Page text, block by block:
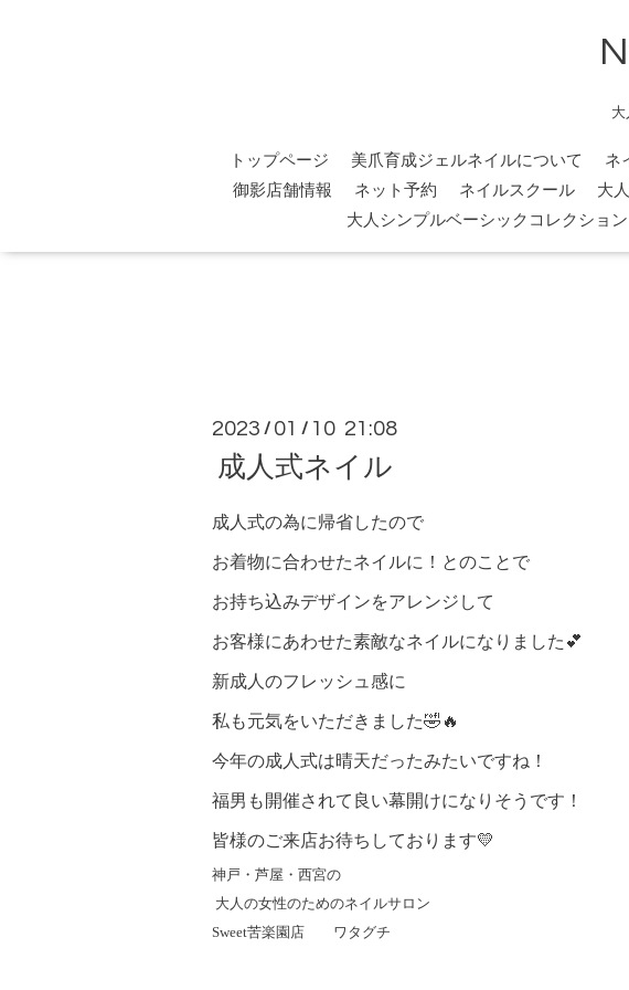
トップページ 美爪育成ジェルネイルについて ネ
御影店舗情報
ネット予約 ネイルスクール 大
大人シンプルベーシックコレクション
2023 / 01 / 10 21:08
成人式ネイル
成人式の為に帰省したので
お着物に合わせたネイルに！とのことで
お持ち込みデザインをアレンジして
お客様にあわせた素敵なネイルになりました💕
新成人のフレッシュ感に
私も元気をいただきました🤣🔥
今年の成人式は晴天だったみたいですね！
福男も開催されて良い幕開けになりそうです！
皆様のご来店お待ちしております💛
神戸・芦屋・西宮の
大人の女性のためのネイルサロン
Sweet苦楽園店 ワタグチ